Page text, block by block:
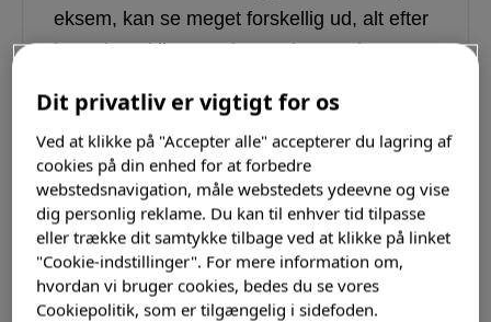
eksem, kan se meget forskellig ud, alt efter
hvor du er i livet, og hvem du er. I denne
sygdommens mange...
Læs mere
Dit privatliv er vigtigt for os
Ved at klikke på "Accepter alle" accepterer du lagring af
cookies på din enhed for at forbedre
webstedsnavigation, måle webstedets ydeevne og vise
dig personlig reklame. Du kan til enhver tid tilpasse
eller trække dit samtykke tilbage ved at klikke på linket
"Cookie-indstillinger". For mere information om,
hvordan vi bruger cookies, bedes du se vores
Cookiepolitik, som er tilgængelig i sidefoden.